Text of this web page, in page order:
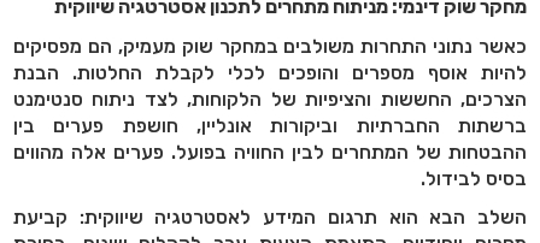
מחקר שוק דינמי: מניתוח מתחרים לתכנון אסטרטגיה שיווקית
כאשר נתוני התחרות משולבים במחקר שוק מעמיק, הם מפסיקים
להיות אוסף מספרים והופכים לכלי לקבלת החלטות. הבנת
הצרכים, החששות והציפיות של הלקוחות, לצד ניתוח סנטימנט
ברשתות החברתיות וביקורות אונליין, חושפת פערים בין
ההבטחות של המתחרים לבין החוויה בפועל. פערים אלה מהווים
בסיס לבידול.
השלב הבא הוא תרגום המידע לאסטרטגיה שיווקית: קביעת